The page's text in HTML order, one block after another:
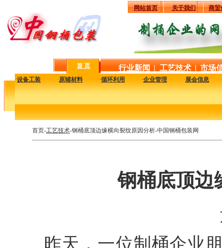
网站首页 关于我们 商贸
首 页 行业新闻 | 工艺技术 | 市场
·设备工装 ·原辅材料 ·循环利用 ·企业管理 ·展会信息
首页-工艺技术-钢桶底顶边缘横向裂纹原因分析-中国钢桶包装网
钢桶底顶边
昨天，一位制桶企业